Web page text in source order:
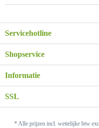
Servicehotline
Shopservice
Informatie
SSL
* Alle prijzen incl. wettelijke btw